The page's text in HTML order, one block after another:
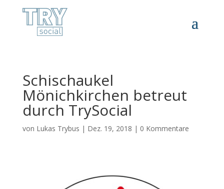
Schischaukel
Mönichkirchen betreut
durch TrySocial
von Lukas Trybus | Dez. 19, 2018 | 0 Kommentare